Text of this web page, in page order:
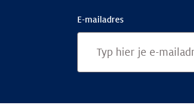
E-mailadres